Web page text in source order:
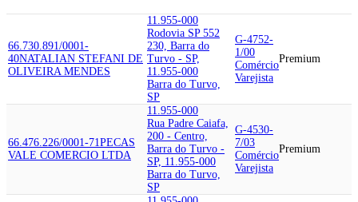
66.730.891/0001-
40NATALIAN STEFANI DE
OLIVEIRA MENDES
11.955-000
Rodovia SP 552
230, Barra do
Turvo - SP,
11.955-000
Barra do Turvo,
SP
G-4752-
1/00
Comércio
Varejista
Premium
66.476.226/0001-71PECAS
VALE COMERCIO LTDA
11.955-000
Rua Padre Caiafa,
200 - Centro,
Barra do Turvo -
SP, 11.955-000
Barra do Turvo,
SP
G-4530-
7/03
Comércio
Varejista
Premium